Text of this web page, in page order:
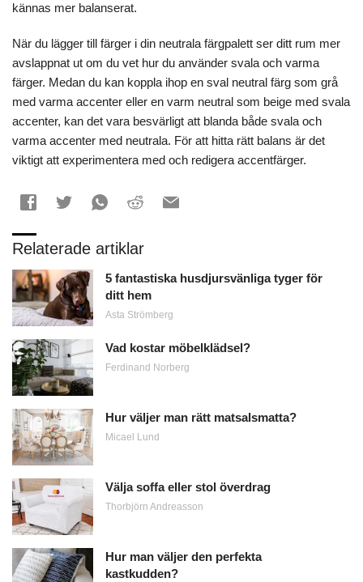
kännas mer balanserat.
När du lägger till färger i din neutrala färgpalett ser ditt rum mer
avslappnat ut om du vet hur du använder svala och varma
färger. Medan du kan koppla ihop en sval neutral färg som grå
med varma accenter eller en varm neutral som beige med svala
accenter, kan det vara besvärligt att blanda både svala och
varma accenter med neutrala. För att hitta rätt balans är det
viktigt att experimentera med och redigera accentfärger.
Relaterade artiklar
5 fantastiska husdjursvänliga tyger för
ditt hem
Asta Strömberg
Vad kostar möbelklädsel?
Ferdinand Norberg
Hur väljer man rätt matsalsmatta?
Micael Lund
Välja soffa eller stol överdrag
Thorbjörn Andreasson
Hur man väljer den perfekta
kastkudden?